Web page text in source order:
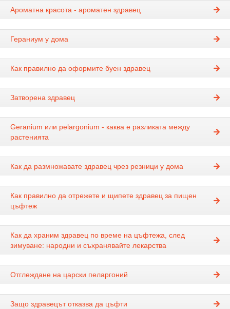
Ароматна красота - ароматен здравец
Гераниум у дома
Как правилно да оформите буен здравец
Затворена здравец
Geranium или pelargonium - каква е разликата между
растенията
Как да размножавате здравец чрез резници у дома
Как правилно да отрежете и щипете здравец за пищен
цъфтеж
Как да храним здравец по време на цъфтежа, след
зимуване: народни и съхранявайте лекарства
Отглеждане на царски пеларгоний
Защо здравецът отказва да цъфти